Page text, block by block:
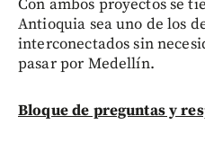
Con ambos proyectos se
Antioquia sea uno de los
interconectados sin
pasar por Medellín.
Bloque de preguntas y